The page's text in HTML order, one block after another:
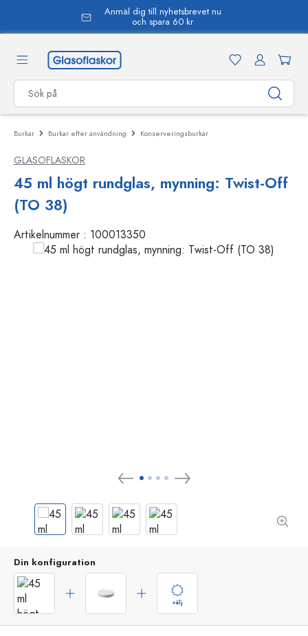
Anmäl dig till nyhetsbrevet nu
och spara 60 kr
Burkar Burkar efter användning Konserveringsburkar
GLASOFLASKOR
45 ml högt rundglas, mynning: Twist-Off
(TO 38)
Artikelnummer : 100013350
Din konfiguration
välj